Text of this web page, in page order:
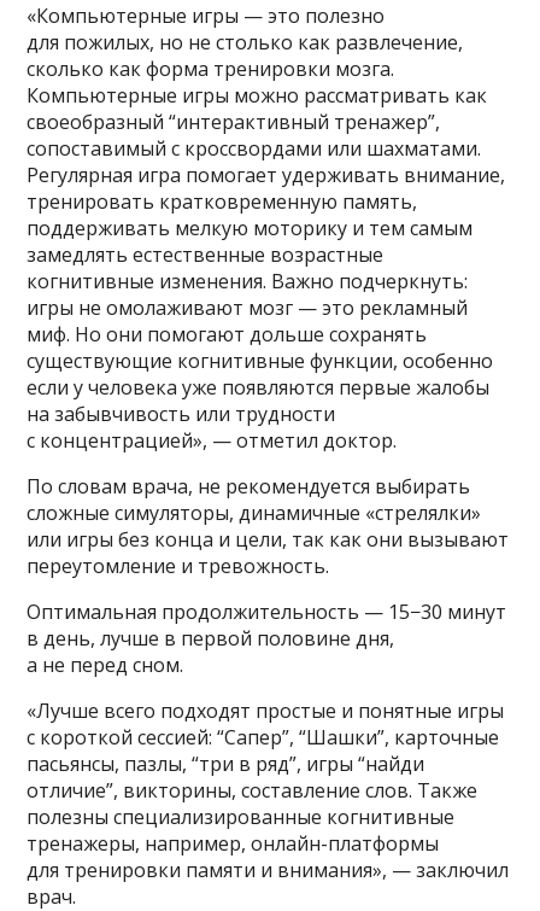
«Компьютерные игры — это полезно
для пожилых, но не столько как развлечение,
сколько как форма тренировки мозга.
Компьютерные игры можно рассматривать как
своеобразный “интерактивный тренажер”,
сопоставимый с кроссвордами или шахматами.
Регулярная игра помогает удерживать внимание,
тренировать кратковременную память,
поддерживать мелкую моторику и тем самым
замедлять естественные возрастные
когнитивные изменения. Важно подчеркнуть:
игры не омолаживают мозг — это рекламный
миф. Но они помогают дольше сохранять
существующие когнитивные функции, особенно
если у человека уже появляются первые жалобы
на забывчивость или трудности
с концентрацией», — отметил доктор.
По словам врача, не рекомендуется выбирать
сложные симуляторы, динамичные «стрелялки»
или игры без конца и цели, так как они вызывают
переутомление и тревожность.
Оптимальная продолжительность — 15−30 минут
в день, лучше в первой половине дня,
а не перед сном.
«Лучше всего подходят простые и понятные игры
с короткой сессией: “Сапер”, “Шашки”, карточные
пасьянсы, пазлы, “три в ряд”, игры “найди
отличие”, викторины, составление слов. Также
полезны специализированные когнитивные
тренажеры, например, онлайн-платформы
для тренировки памяти и внимания», — заключил
врач.